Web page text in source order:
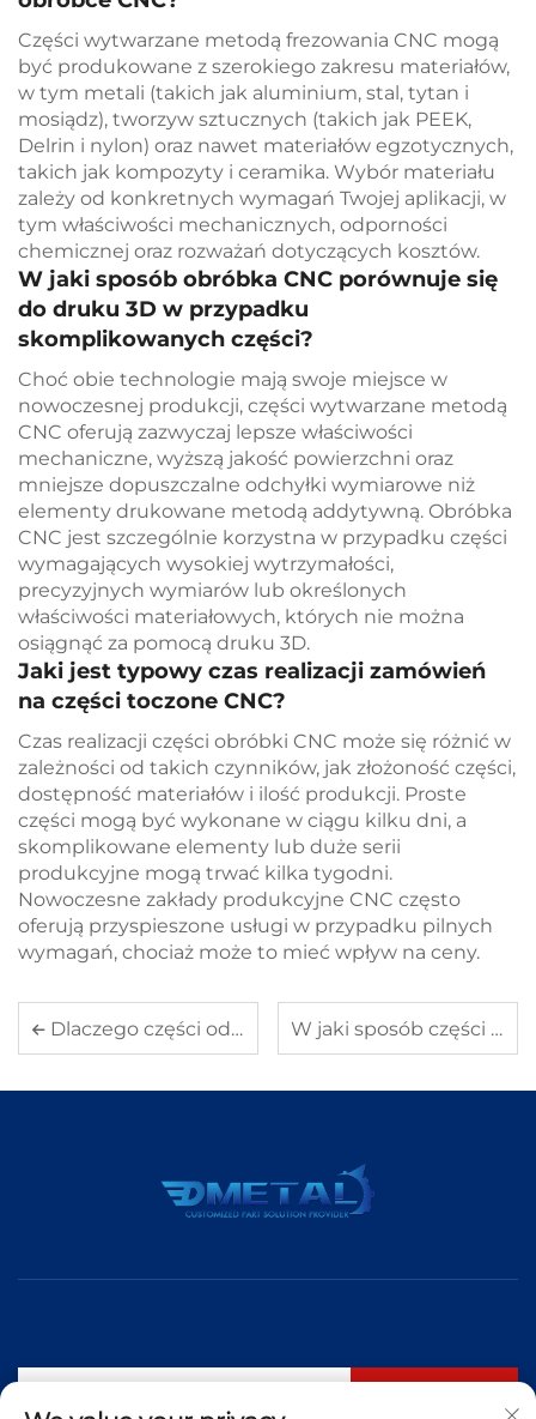
Części wytwarzane metodą frezowania CNC mogą
być produkowane z szerokiego zakresu materiałów,
w tym metali (takich jak aluminium, stal, tytan i
mosiądz), tworzyw sztucznych (takich jak PEEK,
Delrin i nylon) oraz nawet materiałów egzotycznych,
takich jak kompozyty i ceramika. Wybór materiału
zależy od konkretnych wymagań Twojej aplikacji, w
tym właściwości mechanicznych, odporności
chemicznej oraz rozważań dotyczących kosztów.
W jaki sposób obróbka CNC porównuje się
do druku 3D w przypadku
skomplikowanych części?
Choć obie technologie mają swoje miejsce w
nowoczesnej produkcji, części wytwarzane metodą
CNC oferują zazwyczaj lepsze właściwości
mechaniczne, wyższą jakość powierzchni oraz
mniejsze dopuszczalne odchyłki wymiarowe niż
elementy drukowane metodą addytywną. Obróbka
CNC jest szczególnie korzystna w przypadku części
wymagających wysokiej wytrzymałości,
precyzyjnych wymiarów lub określonych
właściwości materiałowych, których nie można
osiągnąć za pomocą druku 3D.
Jaki jest typowy czas realizacji zamówień
na części toczone CNC?
Czas realizacji części obróbki CNC może się różnić w
zależności od takich czynników, jak złożoność części,
dostępność materiałów i ilość produkcji. Proste
części mogą być wykonane w ciągu kilku dni, a
skomplikowane elementy lub duże serii
produkcyjne mogą trwać kilka tygodni.
Nowoczesne zakłady produkcyjne CNC często
oferują przyspieszone usługi w przypadku pilnych
wymagań, chociaż może to mieć wpływ na ceny.
Dlaczego części odlewane są idealnym rozwiązaniem dla produkcji masowej W jaki sposób części odlewane mogą być wykorzystywane w złożonych i niestandardowych projektach